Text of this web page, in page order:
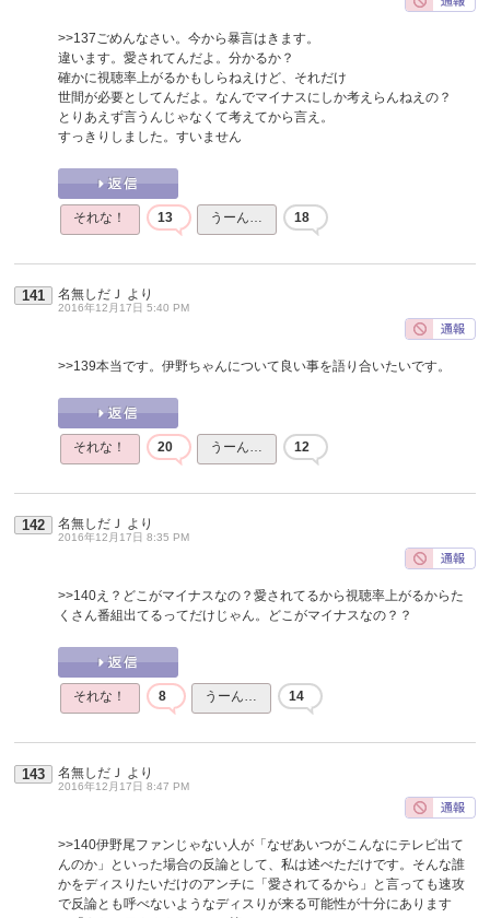
>>137ごめんなさい。今から暴言はきます。
違います。愛されてんだよ。分かるか？
確かに視聴率上がるかもしらねえけど、それだけ
世間が必要としてんだよ。なんでマイナスにしか考えらんねえの？
とりあえず言うんじゃなくて考えてから言え。
すっきりしました。すいません
それな！ 13 うーん… 18
141 名無しだＪ より
2016年12月17日 5:40 PM
>>139本当です。伊野ちゃんについて良い事を語り合いたいです。
それな！ 20 うーん… 12
142 名無しだＪ より
2016年12月17日 8:35 PM
>>140え？どこがマイナスなの？愛されてるから視聴率上がるからた
くさん番組出てるってだけじゃん。どこがマイナスなの？？
それな！ 8 うーん… 14
143 名無しだＪ より
2016年12月17日 8:47 PM
>>140伊野尾ファンじゃない人が「なぜあいつがこんなにテレビ出て
んのか」といった場合の反論として、私は述べただけです。そんな誰
かをディスりたいだけのアンチに「愛されてるから」と言っても速攻
で反論とも呼べないようなディスりが来る可能性が十分にあります